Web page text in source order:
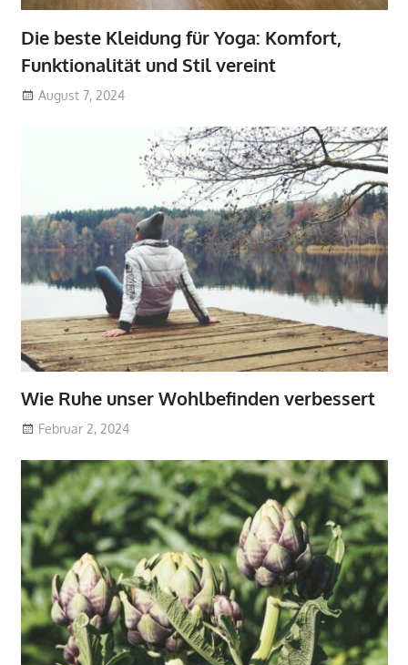
Die beste Kleidung für Yoga: Komfort,
Funktionalität und Stil vereint
August 7, 2024
Wie Ruhe unser Wohlbefinden verbessert
Februar 2, 2024